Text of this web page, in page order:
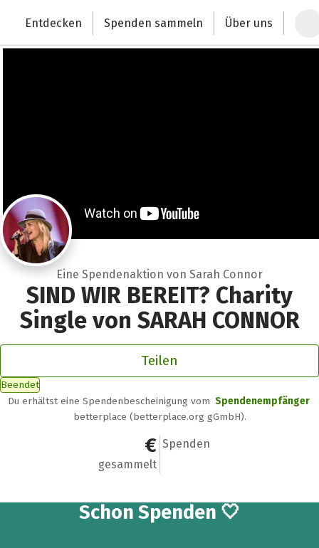
Deutschlands größte Spendenplattform
Entdecken Spenden sammeln Über uns
Eine Spendenaktion von Sarah Connor
SIND WIR BEREIT? Charity
Single von SARAH CONNOR
Teilen
Beendet
Du erhältst eine Spendenbescheinigung vom Spendenempfänger
betterplace (betterplace.org gGmbH).
59.287,65 €
gesammelt
324
Spenden
Schon 324
Spenden 🤍